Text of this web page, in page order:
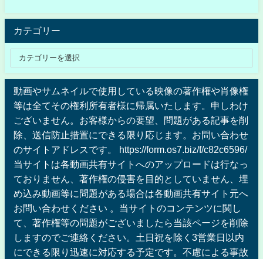
カテゴリー
動画やサムネイルで使用している映像の著作権や肖像権
等は全てその権利所有者様に帰属いたします。申しわけ
ございません。お客様からの要望、問題がある記事を削
除、送信防止措置にできる限り応じます。お問い合わせ
のサイトアドレスです。 https://form.os7.biz/f/c82c6596/
当サイトは各動画共有サイトへのアップロードは行なっ
ておりません、著作権の侵害を目的としていません、埋
め込み動画等に問題がある場合は各動画共有サイト元へ
お問い合わせください 。当サイトのコンテンツに関し
て、著作権等の問題がございましたら当該ページを削除
しますのでご連絡ください。土日祝を除く3営業日以内
にできる限り迅速に対応する予定です。不慮による事故